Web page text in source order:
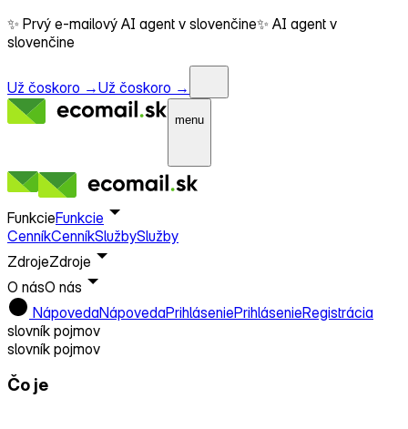
✨ Prvý e-mailový AI agent v slovenčine✨ AI agent v
slovenčine
Už čoskoro →Už čoskoro →
menu
FunkcieFunkcie
CenníkCenníkSlužbySlužby
ZdrojeZdroje
O násO nás
NápovedaNápovedaPrihláseniePrihlásenieRegistrácia
slovník pojmov
slovník pojmov
Čo je